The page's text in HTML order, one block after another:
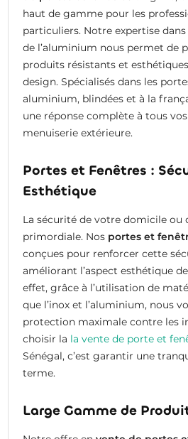
haut de gamme pour les
particuliers. Notre expertise
de l’aluminium nous permet de
produits résistants et
design. Spécialisés dans les
aluminium, blindées et à la
une réponse complète à tous
menuiserie extérieure.
Portes et Fenêtres :
Esthétique
La sécurité de votre domicile ou
primordiale. Nos portes et
conçues pour renforcer cette
améliorant l’aspect esthétique
effet, grâce à l’utilisation de
que l’inox et l’aluminium, nous
protection maximale contre les
choisir la la vente de porte et
Sénégal, c’est garantir une
terme.
Large Gamme de